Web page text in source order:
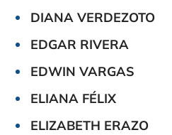
DIANA VERDEZOTO
EDGAR RIVERA
EDWIN VARGAS
ELIANA FÉLIX
ELIZABETH ERAZO